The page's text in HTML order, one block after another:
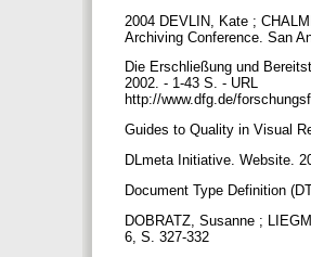
2004 DEVLIN, Kate ;
Archiving Conference. San
Die Erschließung und
2002. - 1-43 S. - URL
http://www.dfg.de/
Guides to Quality in Visual
DLmeta Initiative. Website.
Document Type Definition
DOBRATZ, Susanne ;
6, S. 327-332